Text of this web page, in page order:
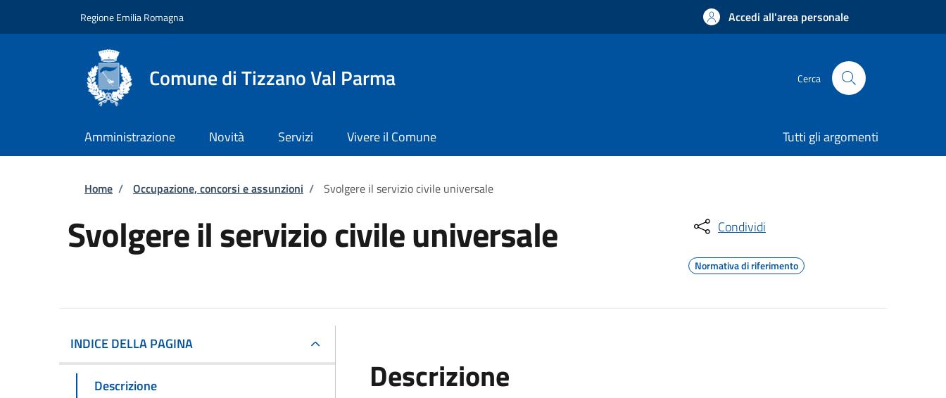
Regione Emilia Romagna Accedi all'area personale
Comune di Tizzano Val Parma Cerca
Amministrazione Novità Servizi Vivere il Comune Tutti gli argomenti
Briciole di pane
Home / Occupazione, concorsi e assunzioni / Svolgere il servizio civile universale
Svolgere il servizio civile universale Condividi
Normativa di riferimento
INDICE DELLA PAGINA
Descrizione
Descrizione